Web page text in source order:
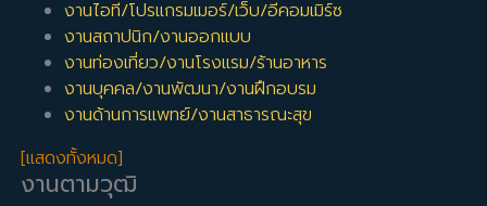
งานไอที/โปรแกรมเมอร์/เว็บ/อีคอมเมิร์ซ
งานสถาปนิก/งานออกแบบ
งานท่องเที่ยว/งานโรงแรม/ร้านอาหาร
งานบุคคล/งานพัฒนา/งานฝึกอบรม
งานด้านการแพทย์/งานสาธารณะสุข
[แสดงทั้งหมด]
งานตามวุฒิ